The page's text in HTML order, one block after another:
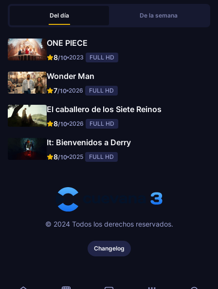
Del día De la semana
ONE PIECE
8/10 2023 FULL HD
Wonder Man
7/10 2026 FULL HD
El caballero de los Siete Reinos
8/10 2026 FULL HD
It: Bienvenidos a Derry
8/10 2025 FULL HD
© 2024 Todos los derechos reservados.
Changelog